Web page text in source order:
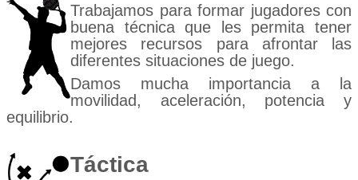
Trabajamos para formar jugadores con
buena técnica que les permita tener
mejores recursos para afrontar las
diferentes situaciones de juego.
Damos mucha importancia a la
movilidad, aceleración, potencia y
equilibrio.
Táctica